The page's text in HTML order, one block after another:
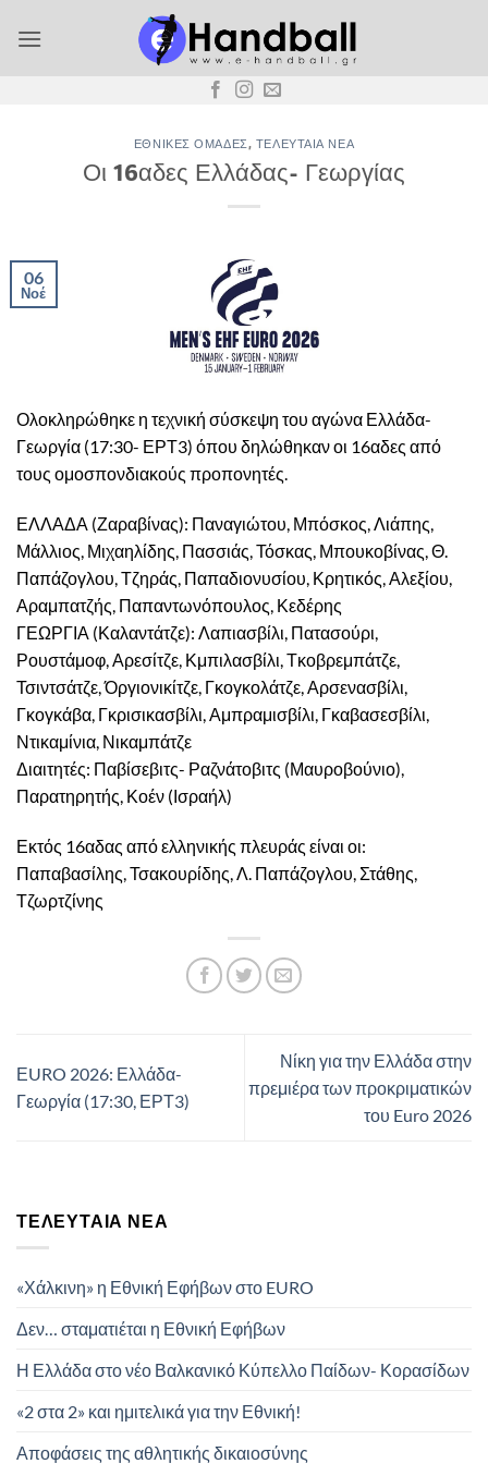
στο
ΕΘΝΙΚΈΣ ΟΜΆΔΕΣ, ΤΕΛΕΥΤΑΊΑ ΝΈΑ
Οι 16αδες Ελλάδας- Γεωργίας
06
Νοέ
Ολοκληρώθηκε η τεχνική σύσκεψη του αγώνα Ελλάδα-
Γεωργία (17:30- ΕΡΤ3) όπου δηλώθηκαν οι 16αδες από
τους ομοσπονδιακούς προπονητές.
ΕΛΛΑΔΑ (Ζαραβίνας): Παναγιώτου, Μπόσκος, Λιάπης,
Μάλλιος, Μιχαηλίδης, Πασσιάς, Τόσκας, Μπουκοβίνας, Θ.
Παπάζογλου, Τζηράς, Παπαδιονυσίου, Κρητικός, Αλεξίου,
Αραμπατζής, Παπαντωνόπουλος, Κεδέρης
ΓΕΩΡΓΙΑ (Καλαντάτζε): Λαπιασβίλι, Πατασούρι,
Ρουστάμοφ, Αρεσίτζε, Κμπιλασβίλι, Τκοβρεμπάτζε,
Τσιντσάτζε, Όργιονικίτζε, Γκογκολάτζε, Αρσενασβίλι,
Γκογκάβα, Γκρισικασβίλι, Αμπραμισβίλι, Γκαβασεσβίλι,
Ντικαμίνια, Νικαμπάτζε
Διαιτητές: Παβίσεβιτς- Ραζνάτοβιτς (Μαυροβούνιο),
Παρατηρητής, Κοέν (Ισραήλ)
Εκτός 16αδας από ελληνικής πλευράς είναι οι:
Παπαβασίλης, Τσακουρίδης, Λ. Παπάζογλου, Στάθης,
Τζωρτζίνης
ΕURO 2026: Ελλάδα-
Γεωργία (17:30, ΕΡΤ3)
Νίκη για την Ελλάδα στην
πρεμιέρα των προκριματικών
του Euro 2026
ΤΕΛΕΥΤΑΊΑ ΝΈΑ
«Χάλκινη» η Εθνική Εφήβων στο EURO
Δεν… σταματιέται η Εθνική Εφήβων
Η Ελλάδα στο νέο Βαλκανικό Κύπελλο Παίδων- Κορασίδων
«2 στα 2» και ημιτελικά για την Εθνική!
Αποφάσεις της αθλητικής δικαιοσύνης